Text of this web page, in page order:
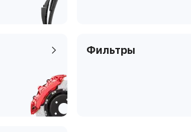
двигателя
Тип топлива
Тип платформы
Код кузова
Фильтры